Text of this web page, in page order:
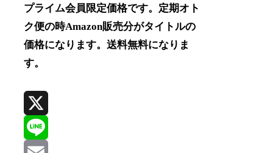
プライム会員限定価格です。定期オト
ク便の時Amazon販売分がタイトルの
価格になります。送料無料になりま
す。
X